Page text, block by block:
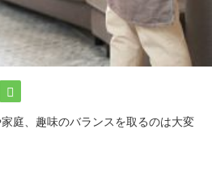
庭、趣味のバランスを取るのは大変